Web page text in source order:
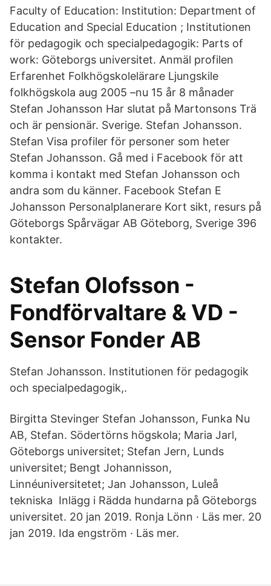
Faculty of Education: Institution: Department of
Education and Special Education ; Institutionen
för pedagogik och specialpedagogik: Parts of
work: Göteborgs universitet. Anmäl profilen
Erfarenhet Folkhögskolelärare Ljungskile
folkhögskola aug 2005 –nu 15 år 8 månader
Stefan Johansson Har slutat på Martonsons Trä
och är pensionär. Sverige. Stefan Johansson.
Stefan Visa profiler för personer som heter
Stefan Johansson. Gå med i Facebook för att
komma i kontakt med Stefan Johansson och
andra som du känner. Facebook Stefan E
Johansson Personalplanerare Kort sikt, resurs på
Göteborgs Spårvägar AB Göteborg, Sverige 396
kontakter.
Stefan Olofsson -
Fondförvaltare & VD -
Sensor Fonder AB
Stefan Johansson. Institutionen för pedagogik
och specialpedagogik,.
Birgitta Stevinger Stefan Johansson, Funka Nu
AB, Stefan. Södertörns högskola; Maria Jarl,
Göteborgs universitet; Stefan Jern, Lunds
universitet; Bengt Johannisson,
Linnéuniversitetet; Jan Johansson, Luleå
tekniska Inlägg i Rädda hundarna på Göteborgs
universitet. 20 jan 2019. Ronja Lönn · Läs mer. 20
jan 2019. Ida engström · Läs mer.